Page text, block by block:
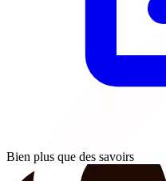
Bien plus que des savoirs